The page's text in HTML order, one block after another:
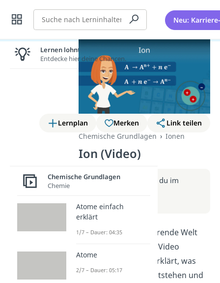
Suche Neu:
Lernplan Merken
Link teilen
Chemische Grundlagen
Ionen
Ion (Video)
Weitere Infos erhältst du im
zum Beitrag: Ion
Entdecke die faszinierende Welt
der Ionen! In diesem Video
erfährst du einfach erklärt, was
Ionen sind, wie sie entstehen und
Lernen lohnt sich!
Entdecke hier deine Chancen.
Chemische Grundlagen
Chemie
Atome einfach
erklärt
1/7 – Dauer: 04:35
Atome
2/7 – Dauer: 05:17